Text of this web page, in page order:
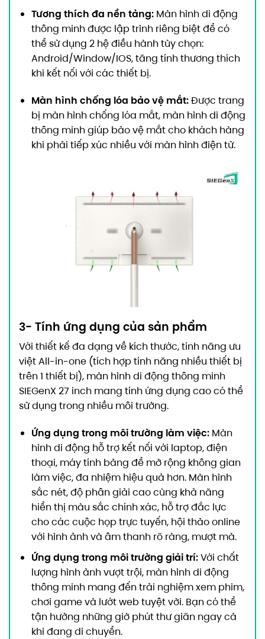
Tương thích đa nền tảng:Màn hình di động
thông minh được lập trình riêng biệt để có
thể sử dụng 2 hệ điều hành tùy chọn:
Android/Window/IOS, tăng tính thương thích
khi kết nối với các thiết bị.
Màn hình chống lóa bảo vệ mắt:Được trang
bị màn hình chống lóa mắt, màn hình di động
thông minh giúp bảo vệ mắt cho khách hàng
khi phải tiếp xúc nhiều với màn hình điện tử.
3- Tính ứng dụng của sản phẩm
Với thiết kế đa dạng về kích thước, tính năng ưu
việt All-in-one (tích hợp tính năng nhiều thiết bị
trên 1 thiết bị), màn hình di động thông minh
SIEGenX 27 inch mang tính ứng dụng cao có thể
sử dụng trong nhiều môi trường.
Ứng dụng trong môi trường làm việc: Màn
hình di động hỗ trợ kết nối với laptop, điện
thoại, máy tính bảng để mở rộng không gian
làm việc, đa nhiệm hiệu quả hơn. Màn hình
sắc nét, độ phân giải cao cùng khả năng
hiển thị màu sắc chính xác, hỗ trợ đắc lực
cho các cuộc họp trực tuyến, hội thảo online
với hình ảnh và âm thanh rõ ràng, mượt mà.
Ứng dụng trong môi trường giải trí:Với chất
lượng hình ảnh vượt trội, màn hình di động
thông minh mang đến trải nghiệm xem phim,
chơi game và lướt web tuyệt vời. Bạn có thể
tận hưởng những giờ phút thư giãn ngay cả
khi đang di chuyển.